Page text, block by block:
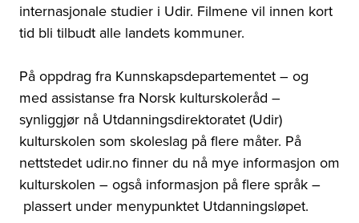
internasjonale studier i Udir. Filmene vil innen kort
tid bli tilbudt alle landets kommuner.
På oppdrag fra Kunnskapsdepartementet – og
med assistanse fra Norsk kulturskoleråd –
synliggjør nå Utdanningsdirektoratet (Udir)
kulturskolen som skoleslag på flere måter. På
nettstedet udir.no finner du nå mye informasjon om
kulturskolen – også informasjon på flere språk –
plassert under menypunktet Utdanningsløpet.